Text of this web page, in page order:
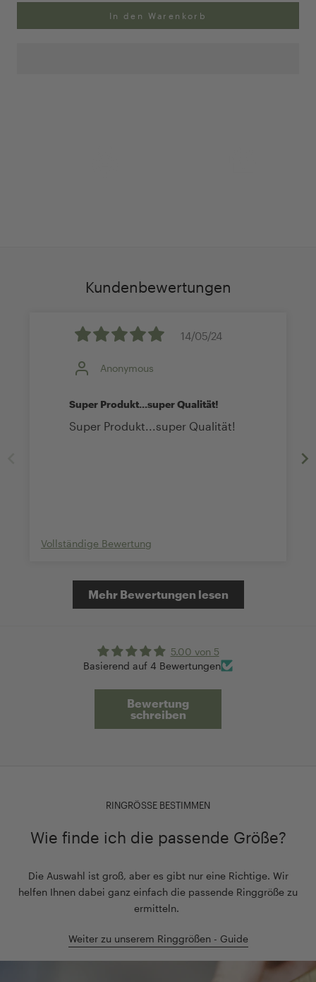
In den Warenkorb
Kundenbewertungen
14/05/24
Anonymous
Super Produkt...super Qualität!
Super Produkt...super Qualität!
Vollständige Bewertung
Mehr Bewertungen lesen
5.00 von 5
Basierend auf 4 Bewertungen
Bewertung
schreiben
RINGRÖSSE BESTIMMEN
Wie finde ich die passende Größe?
Die Auswahl ist groß, aber es gibt nur eine Richtige. Wir
helfen Ihnen dabei ganz einfach die passende Ringgröße zu
ermitteln.
Weiter zu unserem Ringgrößen - Guide